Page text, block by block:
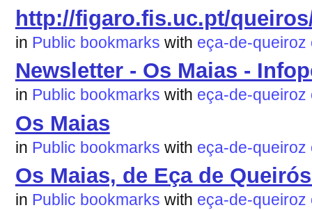
http://figaro.fis.uc.pt/
in Public bookmarks with eça-de-queiroz
Newsletter - Os Maias -
in Public bookmarks with eça-de-queiroz
Os Maias
in Public bookmarks with eça-de-queiroz
Os Maias, de Eça de
in Public bookmarks with eça-de-queiroz